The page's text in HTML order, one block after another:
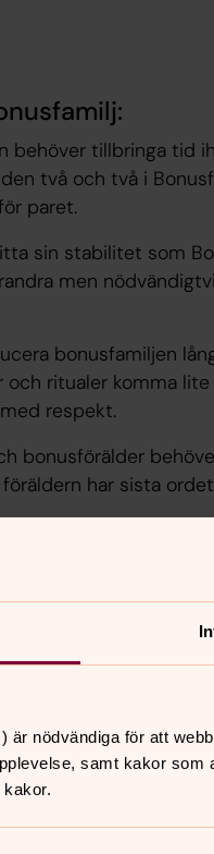
är nödvändiga för att
samt kakor
behöver tillbringa tid
två och två i
paret.
sin stabilitet som
men
bonusfamiljen
ritualer komma lite
respekt.
bonusförälder
har sista
till barnet:
så gynnar det
relation
ta hänsyn till